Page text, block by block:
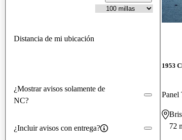
Distancia de mi ubicación
¿Mostrar avisos solamente de
NC?
¿Incluir avisos con entrega?
1953
Panel
72